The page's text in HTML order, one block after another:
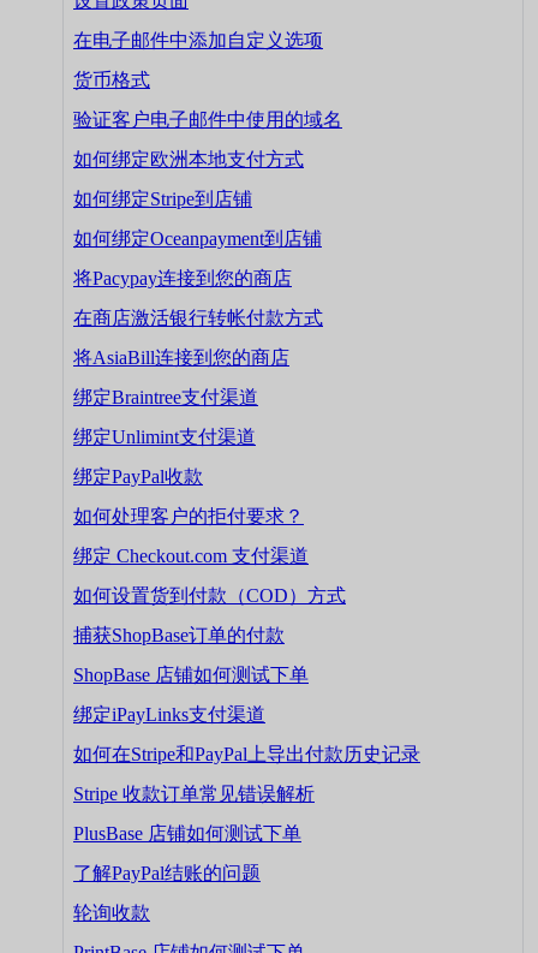
在电子邮件中添加自定义选项
货币格式
验证客户电子邮件中使用的域名
如何绑定欧洲本地支付方式
如何绑定Stripe到店铺
如何绑定Oceanpayment到店铺
将Pacypay连接到您的商店
在商店激活银行转帐付款方式
将AsiaBill连接到您的商店
绑定Braintree支付渠道
绑定Unlimint支付渠道
绑定PayPal收款
如何处理客户的拒付要求？
绑定 Checkout.com 支付渠道
如何设置货到付款（COD）方式
捕获ShopBase订单的付款
ShopBase 店铺如何测试下单
绑定iPayLinks支付渠道
如何在Stripe和PayPal上导出付款历史记录
Stripe 收款订单常见错误解析
PlusBase 店铺如何测试下单
了解PayPal结账的问题
轮询收款